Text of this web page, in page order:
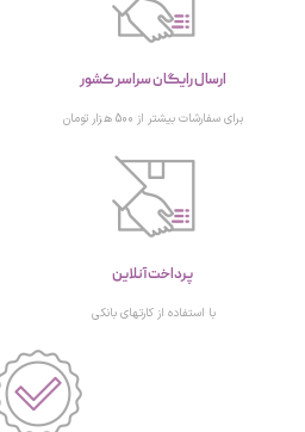
ارسال رایگان سراسر کشور
برای سفارشات بیشتر از 500 هزار تومان
پرداخت آنلاین
با استفاده از کارتهای بانکی